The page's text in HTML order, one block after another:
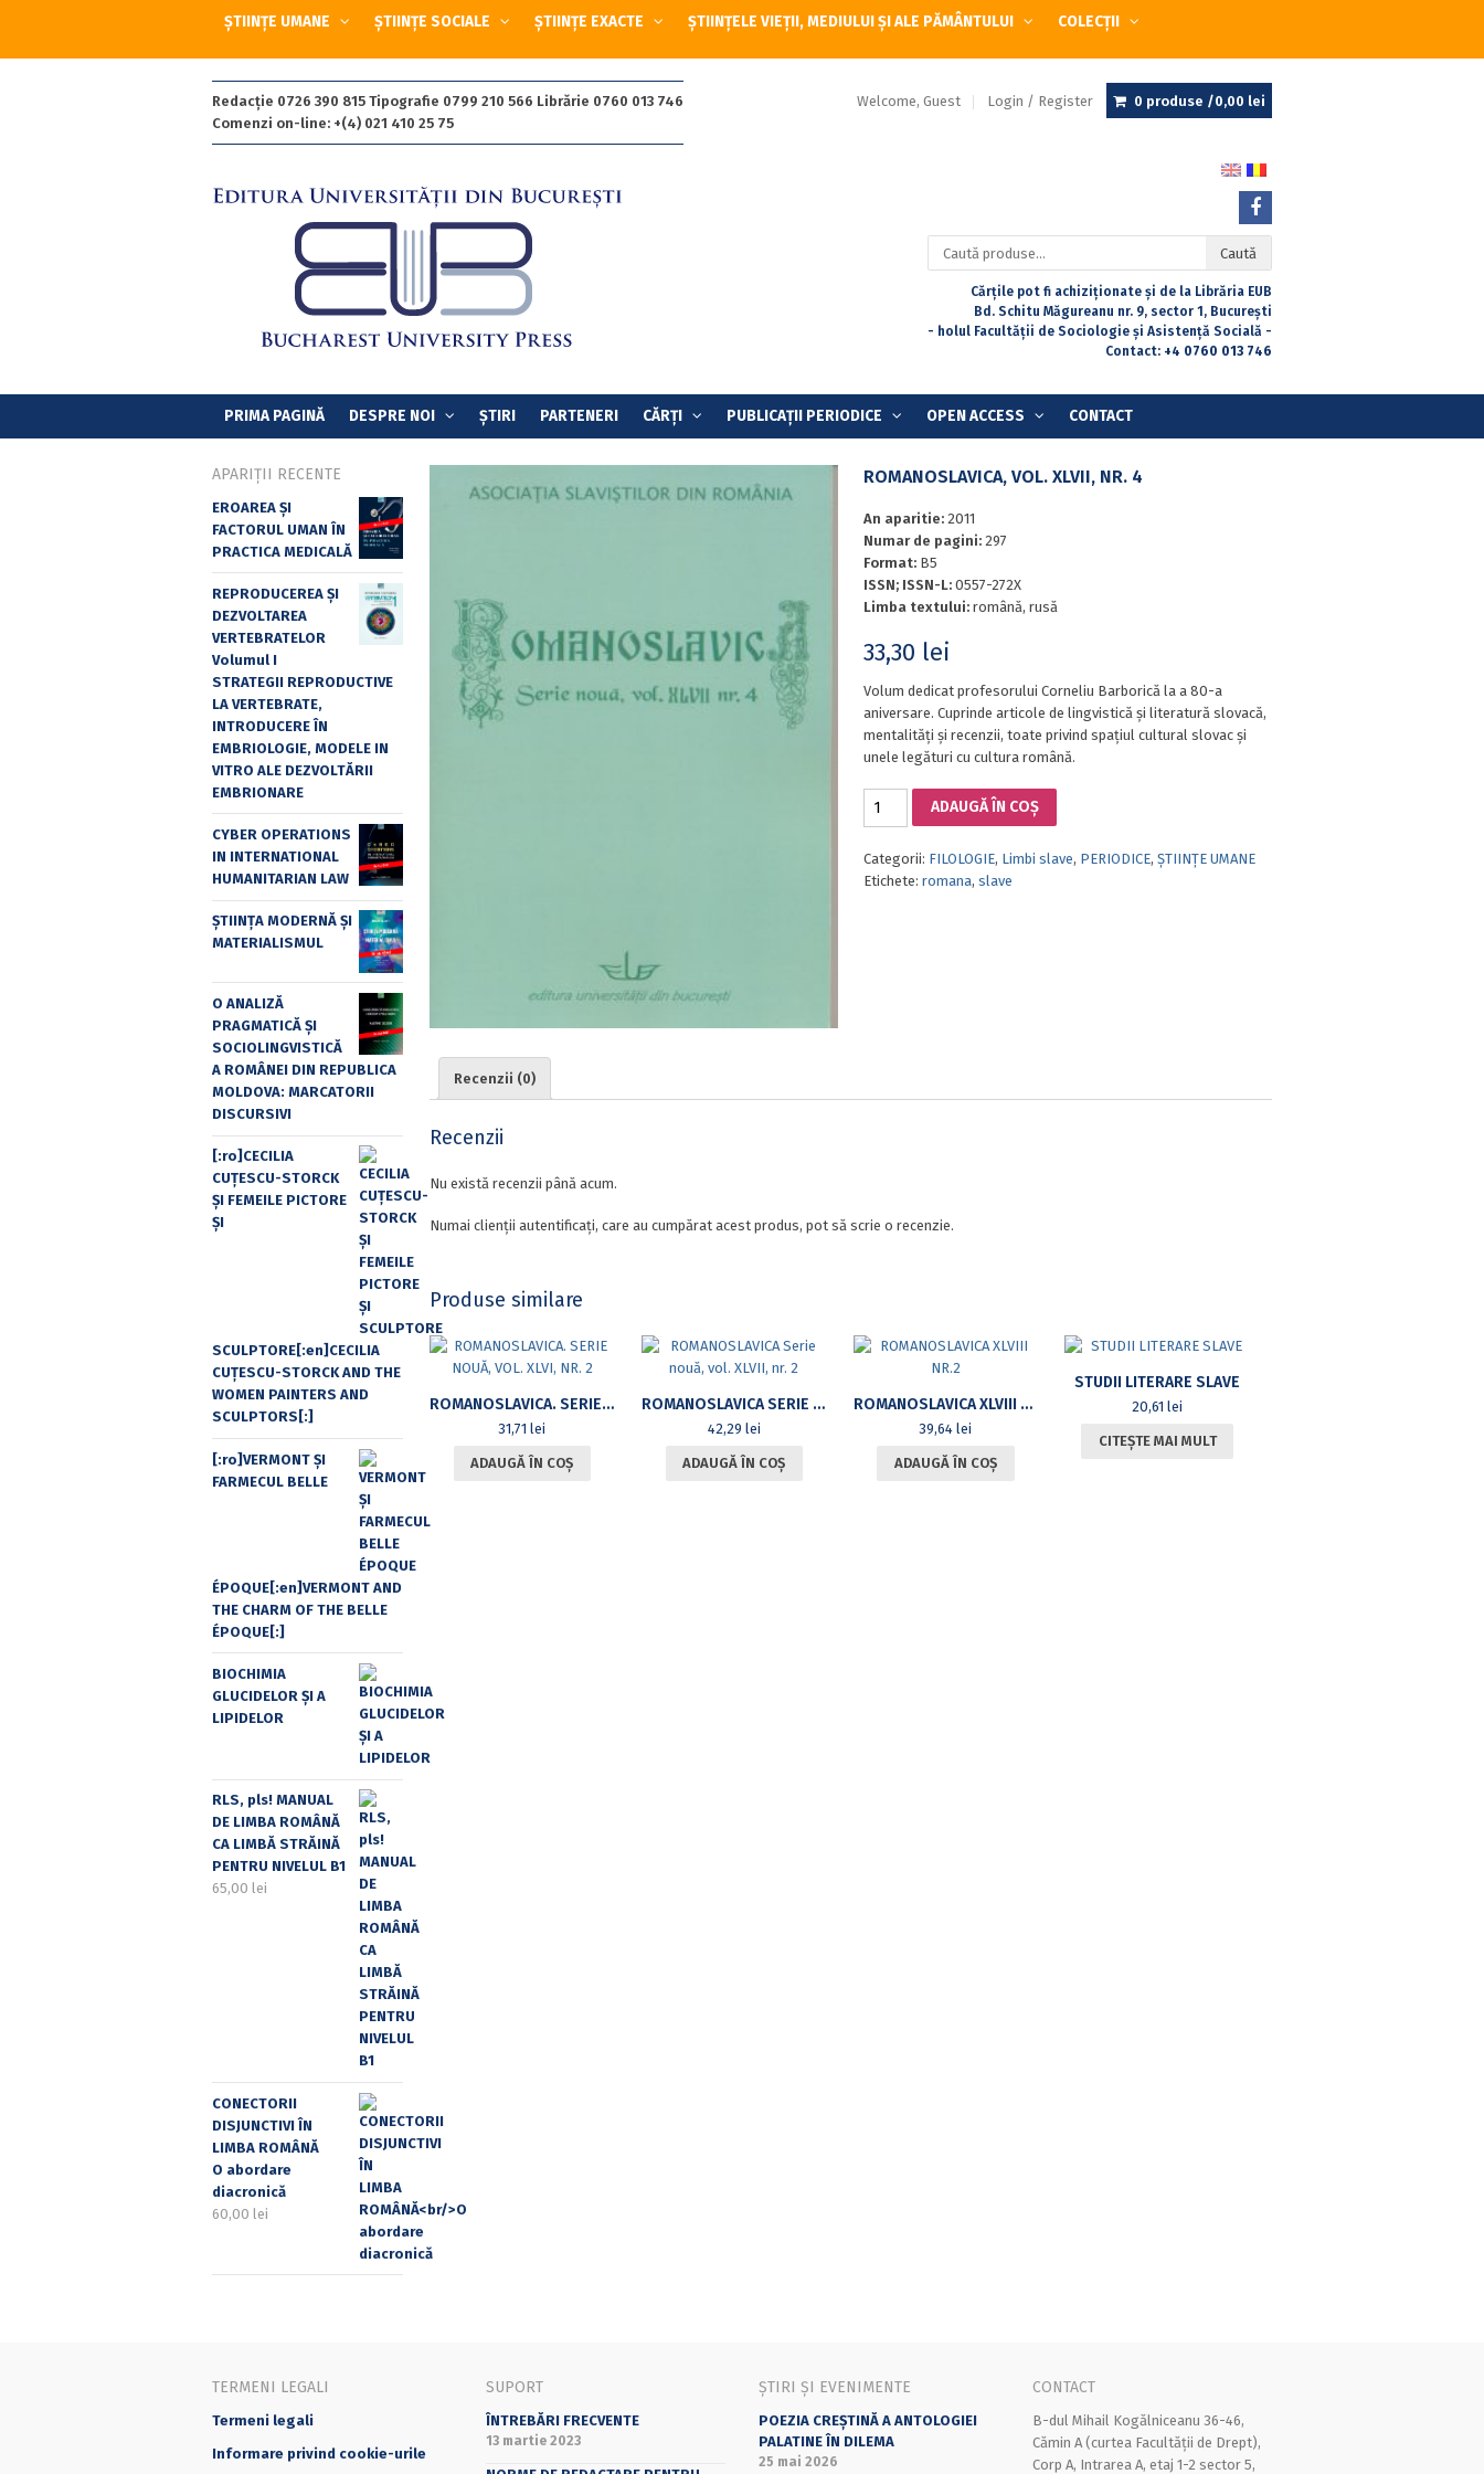
ȘTIINȚE UMANE ȘTIINȚE SOCIALE ȘTIINȚE EXACTE ȘTIINȚELE VIEȚII, MEDIULUI ȘI ALE PĂMÂNTULUI COLECȚII
Redacție 0726 390 815 Tipografie 0799 210 566 Librărie 0760 013 746
Comenzi on-line: +(4) 021 410 25 75
Welcome, Guest Login / Register 0 produse /0,00 lei
Caută
după:
Caută
Cărțile pot fi achiziționate și de la Librăria EUB
Bd. Schitu Măgureanu nr. 9, sector 1, București
- holul Facultății de Sociologie și Asistență Socială -
Contact: +4 0760 013 746
PRIMA PAGINĂ DESPRE NOI ȘTIRI PARTENERI CĂRȚI PUBLICAȚII PERIODICE OPEN ACCESS CONTACT
ROMANOSLAVICA, VOL. XLVII, NR. 4
An aparitie: 2011
Numar de pagini: 297
Format: B5
ISSN; ISSN-L: 0557-272X
Limba textului: română, rusă
33,30 lei
Volum dedicat profesorului Corneliu Barborică la a 80-a
aniversare. Cuprinde articole de lingvistică și literatură slovacă,
mentalități și recenzii, toate privind spațiul cultural slovac și
unele legături cu cultura română.
XLVII,
NR.
ADAUGĂ ÎN COȘ
Categorii: FILOLOGIE, Limbi slave, PERIODICE, ȘTIINȚE UMANE
Etichete: romana, slave
Recenzii (0)
Recenzii
Nu există recenzii până acum.
Numai clienții autentificați, care au cumpărat acest produs, pot să scrie o recenzie.
Produse similare
ROMANOSLAVICA. SERIE NOUĂ, VOL. XLVI, NR. 2
31,71lei
ADAUGĂ ÎN COȘ
ROMANOSLAVICA SERIE NOUĂ, VOL. XLVII, NR. 2
42,29 lei
ADAUGĂ ÎN COȘ
ROMANOSLAVICA XLVIII NR.2
39,64lei
ADAUGĂ ÎN COȘ
STUDII LITERARE SLAVE
20,61lei
CITEȘTE MAI MULT
APARIȚII RECENTE
EROAREA ȘI
FACTORUL UMAN ÎN
PRACTICA MEDICALĂ
REPRODUCEREA ȘI
DEZVOLTAREA
VERTEBRATELOR
Volumul I
STRATEGII REPRODUCTIVE
LA VERTEBRATE,
INTRODUCERE ÎN
EMBRIOLOGIE, MODELE IN
VITRO ALE DEZVOLTĂRII
EMBRIONARE
CYBER OPERATIONS
IN INTERNATIONAL
HUMANITARIAN LAW
ȘTIINȚA MODERNĂ ȘI
MATERIALISMUL
O ANALIZĂ
PRAGMATICĂ ȘI
SOCIOLINGVISTICĂ
A ROMÂNEI DIN REPUBLICA
MOLDOVA: MARCATORII
DISCURSIVI
[:ro]CECILIA
CUŢESCU-STORCK
ŞI FEMEILE PICTORE
ŞI
SCULPTORE[:en]CECILIA
CUŢESCU-STORCK AND THE
WOMEN PAINTERS AND
SCULPTORS[:]
[:ro]VERMONT ȘI
FARMECUL BELLE
ÉPOQUE[:en]VERMONT AND
THE CHARM OF THE BELLE
ÉPOQUE[:]
BIOCHIMIA
GLUCIDELOR ȘI A
LIPIDELOR
RLS, pls! MANUAL
DE LIMBA ROMÂNĂ
CA LIMBĂ STRĂINĂ
PENTRU NIVELUL B1
65,00 lei
CONECTORII
DISJUNCTIVI ÎN
LIMBA ROMÂNĂ
O abordare
diacronică
60,00 lei
TERMENI LEGALI
Termeni legali
Informare privind cookie-urile
SUPORT
ÎNTREBĂRI FRECVENTE
13 martie 2023
ȘTIRI ȘI EVENIMENTE
POEZIA CREȘTINĂ A ANTOLOGIEI
PALATINE ÎN DILEMA
25 mai 2026
CONTACT
B-dul Mihail Kogălniceanu 36-46,
Cămin A (curtea Facultății de Drept),
Corp A, Intrarea A, etaj 1-2 sector 5,